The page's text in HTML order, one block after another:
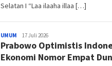
Selatan I “Laa ilaaha illaa […]
UMUM Belarakyat
17 Juli 2026
Prabowo Optimistis
Ekonomi Nomor Empat